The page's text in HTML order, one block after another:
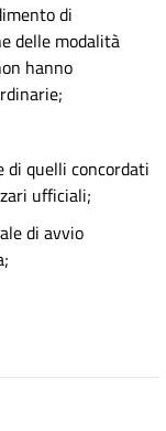
di
delle modalità
hanno
di quelli concordati
ufficiali;
di avvio